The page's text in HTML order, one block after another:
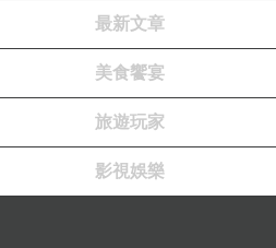
最新文章
美食饗宴
旅遊玩家
影視娛樂